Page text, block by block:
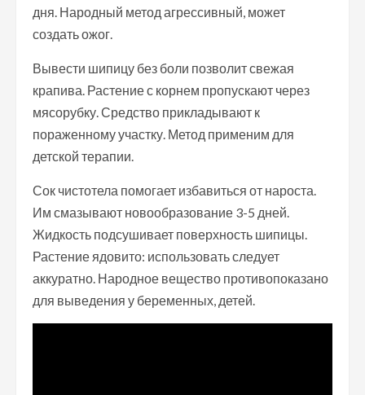
дня. Народный метод агрессивный, может
создать ожог.
Вывести шипицу без боли позволит свежая
крапива. Растение с корнем пропускают через
мясорубку. Средство прикладывают к
пораженному участку. Метод применим для
детской терапии.
Сок чистотела помогает избавиться от нароста.
Им смазывают новообразование 3-5 дней.
Жидкость подсушивает поверхность шипицы.
Растение ядовито: использовать следует
аккуратно. Народное вещество противопоказано
для выведения у беременных, детей.